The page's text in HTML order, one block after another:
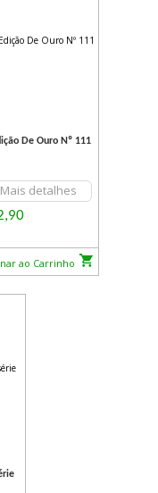
De Ouro Nº 111
Mais detalhes
ao Carrinho